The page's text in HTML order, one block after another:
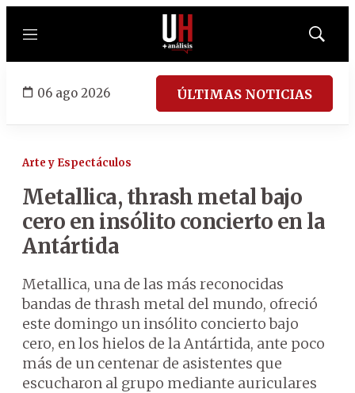
Menú
Mostrar
06 ago 2026 ÚLTIMAS NOTICIAS
Arte y Espectáculos
Metallica, thrash metal bajo
cero en insólito concierto en la
Antártida
Metallica, una de las más reconocidas
bandas de thrash metal del mundo, ofreció
este domingo un insólito concierto bajo
cero, en los hielos de la Antártida, ante poco
más de un centenar de asistentes que
escucharon al grupo mediante auriculares